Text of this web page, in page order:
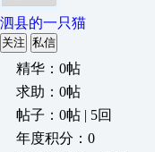
泗县的一只猫
关注 私信
精华：0帖
求助：0帖
帖子：0帖 | 5回
年度积分：0